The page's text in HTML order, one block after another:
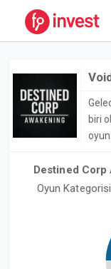
biri
Destined
Oyun